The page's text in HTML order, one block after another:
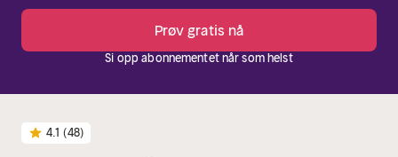
Prøv gratis nå
Si opp abonnementet når som helst
4.1 (48)